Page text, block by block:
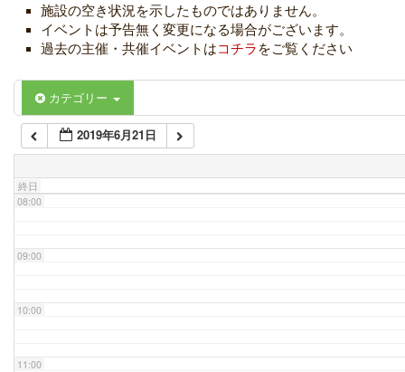
施設の空き状況を示したものではありません。
イベントは予告無く変更になる場合がございます。
過去の主催・共催イベントはコチラ をご覧ください
カテゴリー
2019年6月21日
終日
06:00
07:00
08:00
09:00
10:00
11:00